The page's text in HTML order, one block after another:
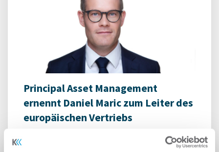
Principal Asset Management
ernennt Daniel Maric zum Leiter des
europäischen Vertriebs
Login für den ganzen Artikel Wenn noch nicht